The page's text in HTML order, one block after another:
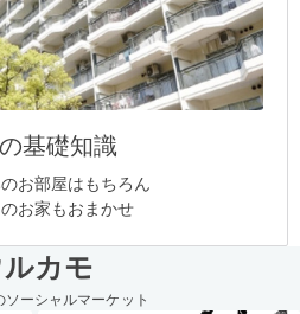
基礎知識
お部屋はもちろん
お家もおまかせ
ルカモ
ソーシャルマーケット